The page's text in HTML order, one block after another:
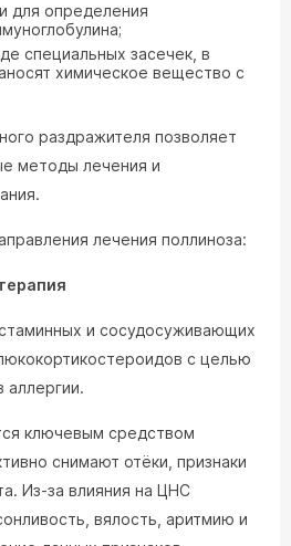
для определения
специальных засечек, в
химическое вещество с
раздражителя позволяет
методы лечения и
лечения поллиноза:
и сосудосуживающих
с целью
аллергии.
ключевым средством
снимают отёки, признаки
Из-за влияния на ЦНС
вялость, аритмию и